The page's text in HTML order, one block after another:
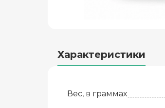
Характеристики
Вес, в граммах